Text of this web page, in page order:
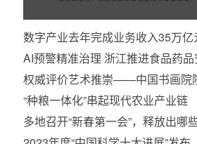
数字产业去年完成业务收入35万亿
AI预警精准治理 浙江推进食品药
权威评价艺术推崇——中国书画院
“种粮一体化”串起现代农业产业链
多地召开“新春第一会”，释放出哪